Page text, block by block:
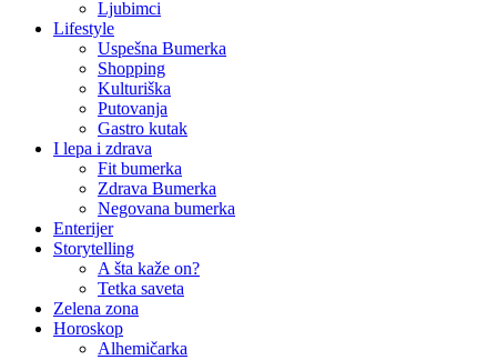
Ljubimci
Lifestyle
Uspešna Bumerka
Shopping
Kulturiška
Putovanja
Gastro kutak
I lepa i zdrava
Fit bumerka
Zdrava Bumerka
Negovana bumerka
Enterijer
Storytelling
A šta kaže on?
Tetka saveta
Zelena zona
Horoskop
Alhemičarka